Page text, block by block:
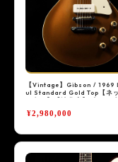
【Vintage】Gibson / 1969
ul Standard Gold Top【ネ
ア有り】【渋谷店】《05VG》
¥2,980,000